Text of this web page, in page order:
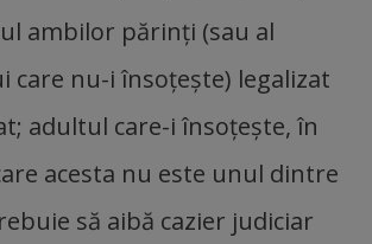
ambilor părinţi (sau al
care nu-i însoţeşte) legalizat
adultul care-i însoţeşte, în
acesta nu este unul dintre
să aibă cazier judiciar